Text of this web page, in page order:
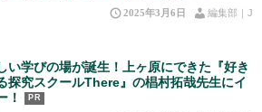
2025年3月6日 編集部｜J
い学びの場が誕生！上ヶ原にできた『好き
探究スクールThere』の椙村拓哉先生にイ
！
PR